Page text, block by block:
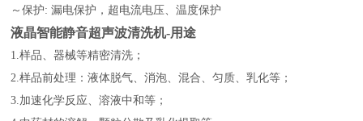
～保护: 漏电保护，超电流电压、温度保护
液晶智能静音超声波清洗机-用途
1.样品、器械等精密清洗；
2.样品前处理：液体脱气、消泡、混合、匀质、乳化等；
3.加速化学反应、溶液中和等；